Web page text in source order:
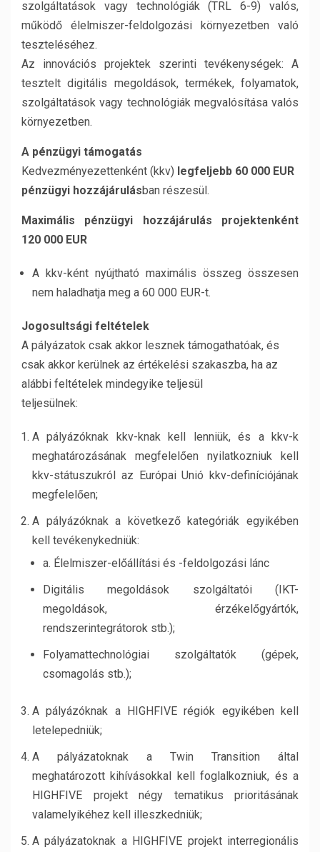
szolgáltatások vagy technológiák (TRL 6-9) valós,
működő élelmiszer-feldolgozási környezetben való
teszteléséhez.
Az innovációs projektek szerinti tevékenységek: A
tesztelt digitális megoldások, termékek, folyamatok,
szolgáltatások vagy technológiák megvalósítása valós
környezetben.
A pénzügyi támogatás
Kedvezményezettenként (kkv) legfeljebb 60 000 EUR
pénzügyi hozzájárulásban részesül.
Maximális pénzügyi hozzájárulás projektenként
120 000 EUR
A kkv-ként nyújtható maximális összeg összesen
nem haladhatja meg a 60 000 EUR-t.
Jogosultsági feltételek
A pályázatok csak akkor lesznek támogathatóak, és
csak akkor kerülnek az értékelési szakaszba, ha az
alábbi feltételek mindegyike teljesül
teljesülnek:
A pályázóknak kkv-knak kell lenniük, és a kkv-k
meghatározásának megfelelően nyilatkozniuk kell
kkv-státuszukról az Európai Unió kkv-definíciójának
megfelelően;
A pályázóknak a következő kategóriák egyikében
kell tevékenykedniük:
a. Élelmiszer-előállítási és -feldolgozási lánc
Digitális megoldások szolgáltatói (IKT-
megoldások, érzékelőgyártók,
rendszerintegrátorok stb.);
Folyamattechnológiai szolgáltatók (gépek,
csomagolás stb.);
A pályázóknak a HIGHFIVE régiók egyikében kell
letelepedniük;
A pályázatoknak a Twin Transition által
meghatározott kihívásokkal kell foglalkozniuk, és a
HIGHFIVE projekt négy tematikus prioritásának
valamelyikéhez kell illeszkedniük;
A pályázatoknak a HIGHFIVE projekt interregionális